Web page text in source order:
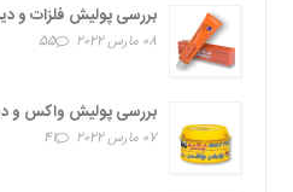
بررسی پولیش فلزات و
08 مارس 2022 55
بررسی پولیش واکس و
07 مارس 2022 41